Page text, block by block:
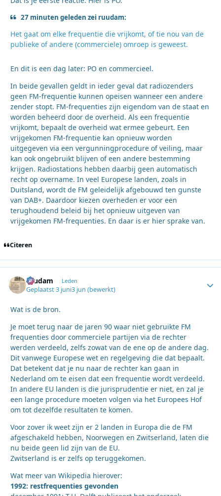
27 minuten geleden zei ruudam:
Het gaat om elke frequentie die vrijkomt, of tie nou van de
publieke of andere (commerciele) omroep is geweest.
En dit is een dag later: PO en commercieel.
In beide gevallen geldt in ieder geval dat radiozenders
geen FM-frequentie kunnen opeisen wanneer een andere
zender stopt. FM-frequenties zijn eigendom van de staat en
worden beheerd door de overheid. Als een frequentie
vrijkomt, bepaalt de overheid wat ermee gebeurt. Een
vrijgekomen FM-frequentie kan opnieuw worden
uitgegeven via een vergunningprocedure of veiling, maar
kan ook ongebruikt blijven of een andere bestemming
krijgen. Radiostations hebben daarbij geen automatisch
recht op overname. In veel Europese landen, zoals in
Duitsland, wordt de FM geleidelijk afgebouwd ten gunste
van DAB+. Daardoor kiezen overheden er voor een
terughoudend beleid bij het opnieuw uitgeven van
vrijgekomen FM-frequenties. En daar is er hier sprake van.
Citeren
ruudam Leden
Geplaatst3 juni3 jun (bewerkt)
Wat is de bron.
Je moet terug naar de jaren 90 waar niet gebruikte FM
frequenties door commerciele partijen via de rechter
werden verdeeld, zelfs zowat van de ene op de andere dag.
Dit vanwege Europese wet en regelgeving die dat bepaalt.
Dat betekent dat je nu naar de rechter kan gaan in
Nederland om te eisen dat een frequentie wordt verdeeld.
In andere EU landen is die jurisprudentie er niet, en zal je
een lange procedure moeten volgen via het Europees Hof
om tot dezelfde resultaten te komen.
Voor zover ik weet zijn er 2 landen in Europa die de FM
afgeschakeld hebben, Noorwegen en Zwitserland, laten die
nu beide geen lid zijn van de EU.
Zwitserland is er zelfs op teruggekomen.
Wat meer van Wikipedia hierover:
1992: restfrequenties gevonden